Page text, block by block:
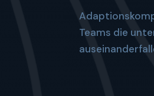
Teams die